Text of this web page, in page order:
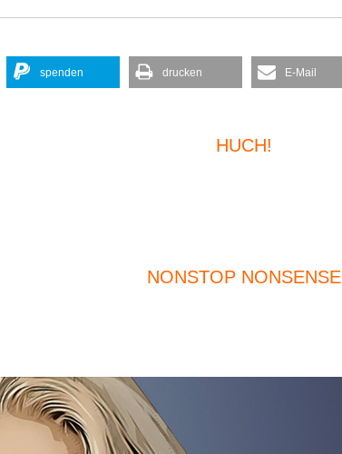
spenden drucken E-Mail
HUCH!
NONSTOP NONSENSE